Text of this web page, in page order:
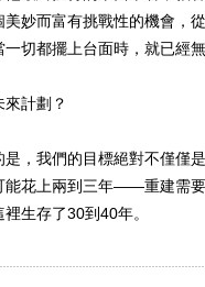
妙而富有挑戰性的機會，
切都擺上台面時，就已經無
計劃？
我們的目標絕對不僅僅
能花上兩到三年——重建需
生存了30到40年。